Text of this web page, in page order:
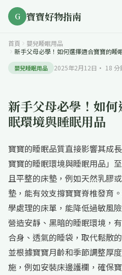
G 寶寶好物指南
首頁
嬰兒睡眠用品
新手父母必學！如何選擇適合寶寶的睡
嬰兒睡眠用品 2025年2月12日 · 18 分
新手父母必學！如
眠環境與睡眠用品
寶寶的睡眠品質直接影響其成
寶寶的睡眠環境與睡眠用品」
且平整的床墊，例如天然乳膠
墊，能有效支撐寶寶脊椎發育
學處理的床單，能降低過敏風
營造安靜、黑暗的睡眠環境，
合身、透氣的睡袋，取代鬆散
並根據寶寶月齡和季節調整厚
施，例如安裝床邊護欄，確保